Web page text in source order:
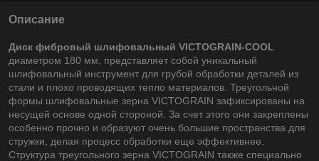
Описание
Диск фибровый шлифовальный VICTOGRAIN-COOL
диаметром 180 мм, представляет собой уникальный
шлифовальный инструмент для грубой обработки деталей из
стали и плохо проводящих тепло материалов. Треугольной
формы шлифовальные зерна VICTOGRAIN зафиксированы на
несущей основе одной стороной. За счет этого они закреплены
особенно прочно и образуют очень большие пространства для
стружки, делая процесс обработки еще эффективнее.
Структура треугольного зерна VICTOGRAIN также специально